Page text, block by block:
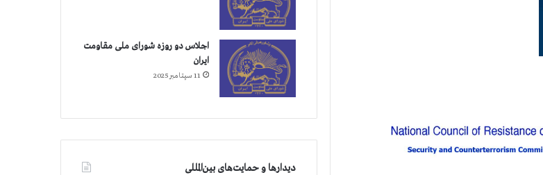
اجلاس دو روزه شورای ملی مقاومت
ایران
11 سپتامبر 2025
دیدارها و حمایت‌های بین‌المللی